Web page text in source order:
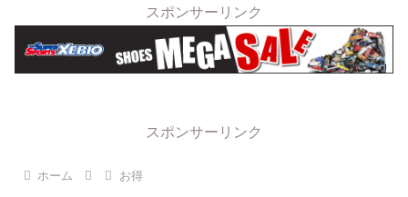
スポンサーリンク
スポンサーリンク
ホーム お得